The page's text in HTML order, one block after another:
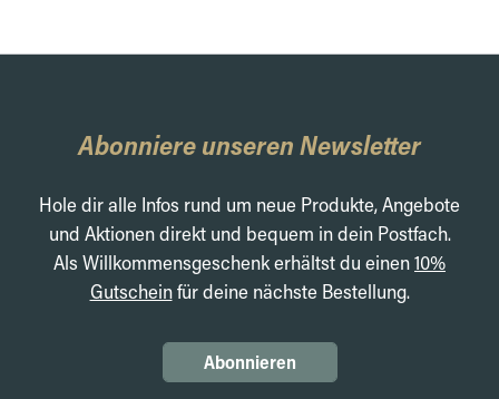
Abonniere unseren Newsletter
Hole dir alle Infos rund um neue Produkte, Angebote
und Aktionen direkt und bequem in dein Postfach.
Als Willkommensgeschenk erhältst du einen10%
Gutscheinfür deine nächste Bestellung.
Abonnieren